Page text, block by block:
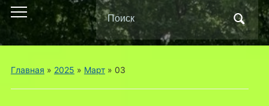
Переключить
мобильное
меню
Поиск
по:
Главная » 2025 » Март» 03